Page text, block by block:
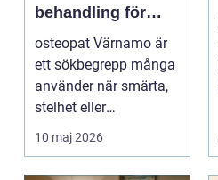
behandling för
minskad smärta
och Ökad rörlighet
osteopat Värnamo är
ett sökbegrepp många
använder när smärta,
stelhet eller
återkommande värk
börjar...
10 maj 2026